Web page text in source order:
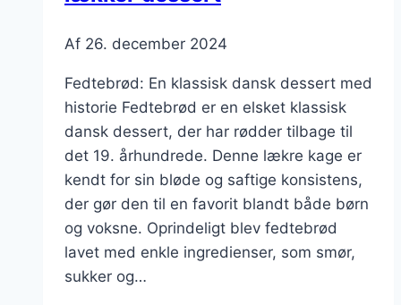
Af 26. december 2024
Fedtebrød: En klassisk dansk dessert med
historie Fedtebrød er en elsket klassisk
dansk dessert, der har rødder tilbage til
det 19. århundrede. Denne lækre kage er
kendt for sin bløde og saftige konsistens,
der gør den til en favorit blandt både børn
og voksne. Oprindeligt blev fedtebrød
lavet med enkle ingredienser, som smør,
sukker og…